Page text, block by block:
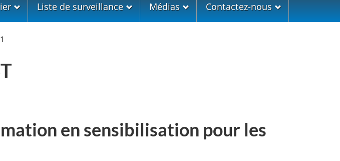
Liste de surveillance Médias Contactez-nous
en sensibilisation pour les